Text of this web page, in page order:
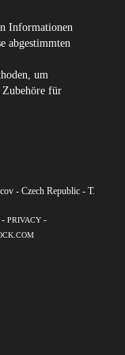
Informationen
abgestimmten
um
für
- Czech Republic - T.
-PRIVACY -